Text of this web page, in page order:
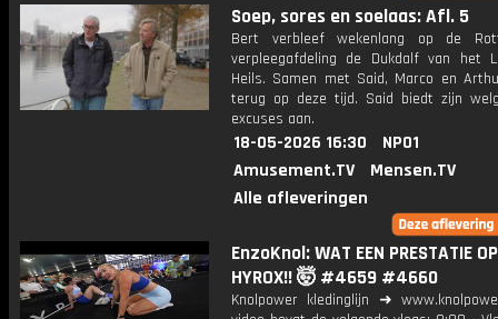
Soep, sores en soelaas: Afl. 5
Bert verbleef wekenlang op de
verpleegafdeling de Dukdalf van het
Heils. Samen met Said, Marco en
terug op deze tijd. Said biedt zijn
excuses aan.
18-05-2026 16:30
NPO1
Amusement.TV
Mensen.TV
Alle afleveringen
EnzoKnol: WAT EEN PRESTATIE
HYROX!! 🤯 #4659 #4660
Knolpower kledinglijn ➜